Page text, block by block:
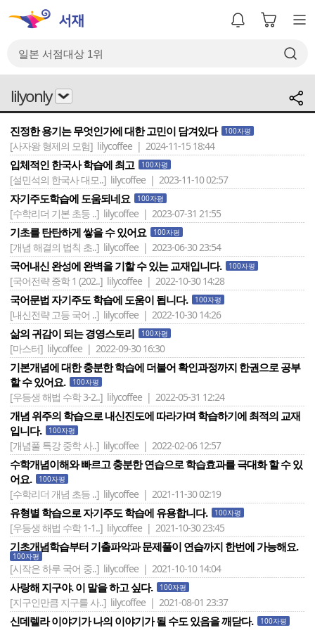
lilyonly
진정한 용기는 무엇인가에 대한 고민이 담겨있다 100자평
[사자왕 형제의 모험] lilycoffee | 2024-11-15 18:44
입체적인 한국사 학습에 최고 100자평
[설민석의 한국사 대모..] lilycoffee | 2023-11-10 02:57
자기주도학습에 도움되네요 100자평
[수학리더 기본 초등 ..] lilycoffee | 2023-07-31 21:55
기초를 탄탄하게 쌓을 수 있어요 100자평
[개념 해결의 법칙 초..] lilycoffee | 2023-06-30 23:54
국어내신 완성에 완벽을 기할 수 있는 교재입니다. 100자평
[국어전략 중학 1 (202..] lilycoffee | 2022-10-30 14:28
국어문법 자기주도 학습에 도움이 됩니다. 100자평
[내신전략 고등 국어 ..] lilycoffee | 2022-10-30 14:26
삶의 귀감이 되는 경영스토리 100자평
[마스터] lilycoffee | 2022-09-30 16:30
기본개념에 대한 충분한 학습에 더불어 확인과정까지 한권으로 공부
할 수 있어요.
100자평
[우등생 해법 수학 3-2..] lilycoffee | 2022-05-31 12:24
개념 위주의 학습으로 내신진도에 따라가며 학습하기에 최적의 교재
입니다.
100자평
[개념풀 특강 중학 사..] lilycoffee | 2022-02-06 12:57
수학개념이해와 빠르고 충분한 연습으로 학습효과를 극대화 할 수 있
어요.
100자평
[수학리더 개념 초등 ..] lilycoffee | 2021-11-30 02:19
유형별 학습으로 자기주도 학습에 유용합니다. 100자평
[우등생 해법 수학 1-1..] lilycoffee | 2021-10-30 23:45
기초개념학습부터 기출파악과 문제풀이 연습까지 한번에 가능해요.
100자평
[시작은 하루 국어 중..] lilycoffee | 2021-10-10 14:04
사랑해 지구야. 이 말을 하고 싶다. 100자평
[지구인만큼 지구를 사..] lilycoffee | 2021-08-01 23:37
신데렐라 이야기가 나의 이야기가 될 수도 있음을 깨닫다. 100자평